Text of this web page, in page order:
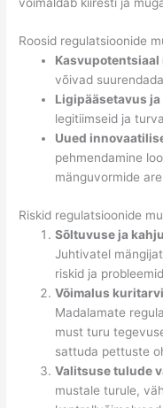
Roosid regulatsioonide
Kasvupotentsiaal
võivad
Ligipääsetavus
legitiimseid ja
Uued
pehmendamine
mänguvormide
Riskid regulatsioonide
Sõltuvuse ja
Juhtivatel
riskid ja
Võimalus
Madalamate
must turu
sattuda pettuste
Valitsuse tulude
mustale turule,